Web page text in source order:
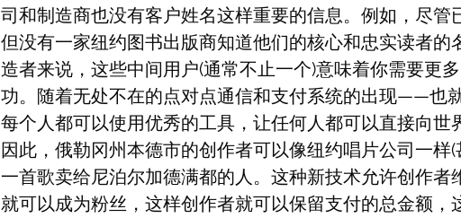
司和制造商也没有客户姓名这样重要的信息。例如，尽管
但没有一家纽约图书出版商知道他们的核心和忠实读者的
造者来说，这些中间用户(通常不止一个)意味着你需要更
功。随着无处不在的点对点通信和支付系统的出现——也
每个人都可以使用优秀的工具，让任何人都可以直接向世
因此，俄勒冈州本德市的创作者可以像纽约唱片公司一样
一首歌卖给尼泊尔加德满都的人。这种新技术允许创作者
就可以成为粉丝，这样创作者就可以保留支付的总金额，